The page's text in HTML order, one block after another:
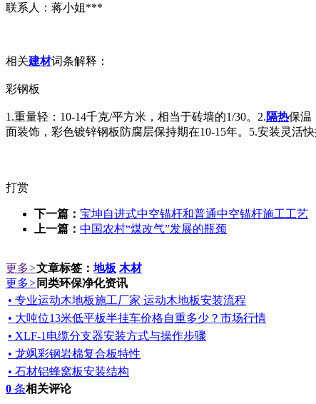
联系人：蒋小姐***
相关建材词条解释：
彩钢板
1.重量轻：10-14千克/平方米，相当于砖墙的1/30。2.隔热保温
面装饰，彩色镀锌钢板防腐层保持期在10-15年。5.安装灵活
打赏
下一篇： 宝坤自进式中空锚杆和普通中空锚杆施工工艺
上一篇： 中国农村“煤改气”发展的瓶颈
更多>文章标签： 地板 木材
更多> 同类环保净化资讯
• 专业运动木地板施工厂家 运动木地板安装流程
• 大吨位13米低平板半挂车价格自重多少？市场行情
• XLF-1电缆分支器安装方式与操作步骤
• 龙飒彩钢岩棉复合板特性
• 石材铝蜂窝板安装结构
0 条相关评论